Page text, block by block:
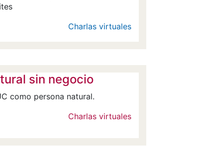
Charlas virtuales
sin negocio
como persona natural.
Charlas virtuales